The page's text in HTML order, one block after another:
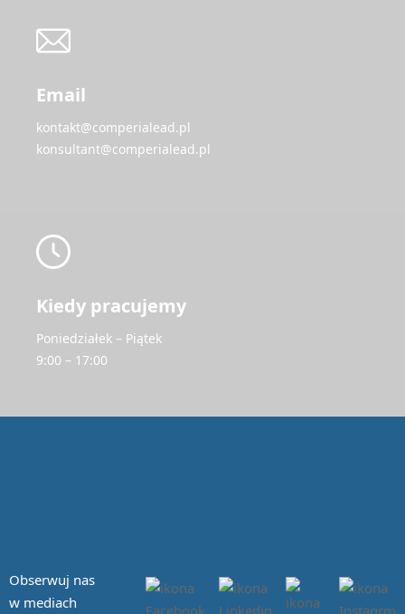
Email
kontakt@comperialead.pl
konsultant@comperialead.pl
Kiedy pracujemy
Poniedziałek – Piątek
9:00 – 17:00
Obserwuj nas
w mediach